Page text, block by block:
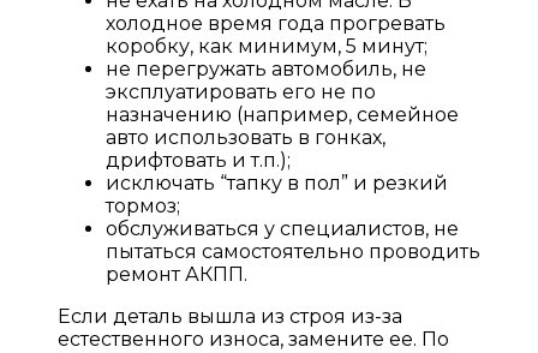
холодное время года прогревать
коробку, как минимум, 5 минут;
не перегружать автомобиль, не
эксплуатировать его не по
назначению (например, семейное
авто использовать в гонках,
дрифтовать и т.п.);
исключать “тапку в пол” и резкий
тормоз;
обслуживаться у специалистов, не
пытаться самостоятельно проводить
ремонт АКПП.
Если деталь вышла из строя из-за
естественного износа, замените ее. По